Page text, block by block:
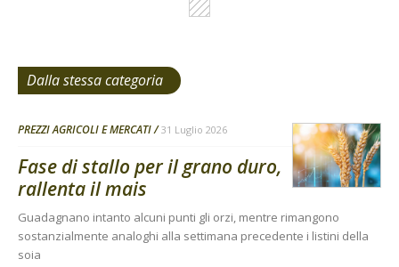
Dalla stessa categoria
PREZZI AGRICOLI E MERCATI 31 Luglio 2026
Fase di stallo per il grano duro,
rallenta il mais
Guadagnano intanto alcuni punti gli orzi, mentre rimangono
sostanzialmente analoghi alla settimana precedente i listini della
soia